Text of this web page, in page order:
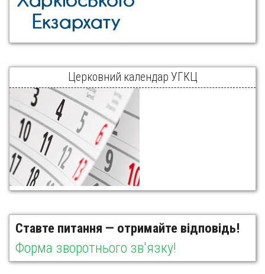
Церковний календар УГКЦ
Ставте питання — отримайте відповідь!
Форма зворотнього зв'язку!